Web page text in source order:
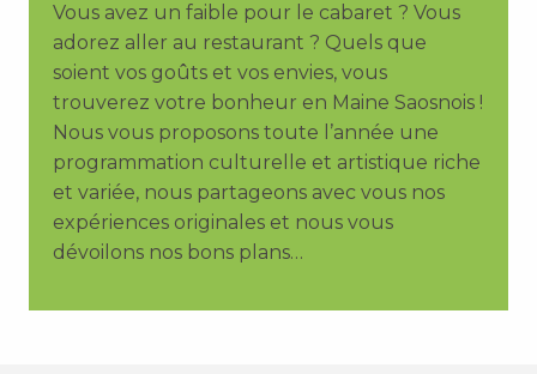
Vous avez un faible pour le cabaret ? Vous
adorez aller au restaurant ? Quels que
soient vos goûts et vos envies, vous
trouverez votre bonheur en Maine Saosnois !
Nous vous proposons toute l’année une
programmation culturelle et artistique riche
et variée, nous partageons avec vous nos
expériences originales et nous vous
dévoilons nos bons plans…